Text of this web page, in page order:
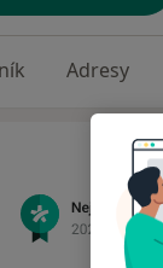
Adresy